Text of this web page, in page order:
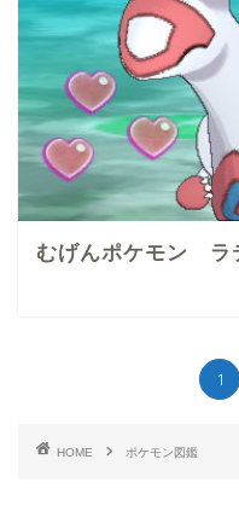
むげんポケモン ラ
1
HOME ポケモン図鑑